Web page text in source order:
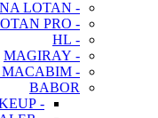
- ANNA LOTAN
- ANNA LOTAN PRO
- HL
- MAGIRAY
- ON MACABIM
BABOR
- MAKEUP